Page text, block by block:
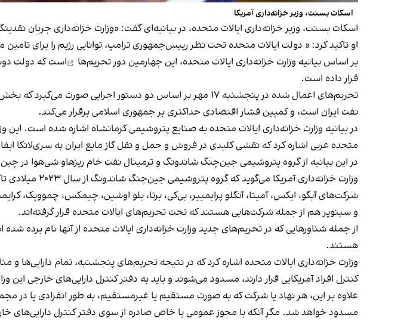
اسکات بسنت، وزیر خزانه‌داری آمریکا
اسکات بسنت، وزیر خزانه‌داری ایالات متحده، در بیانیه‌ای گفت: «وزارت خزانه‌داری جریان
او تاکید کرد: « دولت ایالات متحده تحت نظر رییس‌جمهوری ترامپ، توانایی رژیم را برای
بر اساس بیانیه وزارت خزانه‌داری ایالات متحده، این چهارمین دورتحریم‌ها
است که دولت
قرار داده است.
تحریم‌های اعمال شده در پنجشنبه ۱۷ مهر بر اساس دو دستور
نفت ایران است، و کمپین فشار اقتصادی حداکثری بر جمهوری اسلامی برقرار می‌کند.
در بیانیه وزارت خزانه‌داری ایالات متحده به صنایع پتروشیمی کرمانشاه اشاره شده است.
متحده عربی اشاره کرد که نقشی کلیدی در فروش و حمل و نقل گاز مایع ایران به سری‌لانکا
در این بیانیه از گروه پتروشیمی جین‌چنگ شاندونگ و ترمینال نفت خام ریزهاو شی‌هوا در
وزارت خزانه‌داری آمریکا می‌گوید که گروه پتروشیمی جین‌چنگ شاندونگ از سال ۲۰۲۳ میلادی تاکنون میلیون‌ها بشکه نفت ایران را خریداری کرده است.
شرکت‌های آبگو، ایکس، آمیتا، آنگلو پرایمییر، بی‌کی، برتا، بلو اوشین، چیمکس، چموویک،
و سینوپر هم از جمله شرکت‌هایی هستند که تحت تحریم‌های ایالات متحده قرار گرفته‌اند.
از جمله شناورهایی که در تحریم‌های جدید وزارت خزانه‌داری ایالات متحده از آنها نام برده شده
هستند.
وزارت خزانه‌داری ایالات متحده اشاره کرد که در نتیجه تحریم‌های پنجشنبه، تمام دارایی‌ها
کنترل افراد آمریکایی قرار دارند، مسدود می‌شوند و باید به دفتر کنترل دارایی‌های خارجی این
مسدود خواهد شد. مگر آنکه با مجوز عمومی یا خاص صادره از سوی دفتر کنترل دارایی‌های